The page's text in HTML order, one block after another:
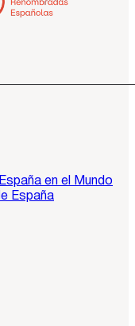
en el Mundo
España